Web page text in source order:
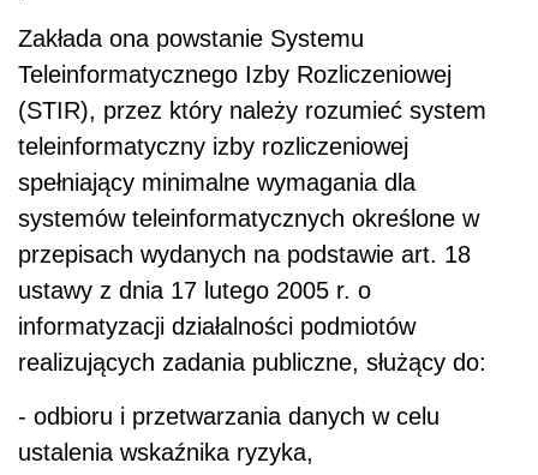
Zakłada ona powstanie Systemu
Teleinformatycznego Izby Rozliczeniowej
(STIR), przez który należy rozumieć system
teleinformatyczny izby rozliczeniowej
spełniający minimalne wymagania dla
systemów teleinformatycznych określone w
przepisach wydanych na podstawie art. 18
ustawy z dnia 17 lutego 2005 r. o
informatyzacji działalności podmiotów
realizujących zadania publiczne, służący do:
- odbioru i przetwarzania danych w celu
ustalenia wskaźnika ryzyka,